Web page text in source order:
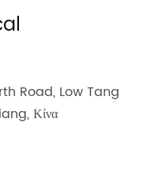
Road, Low Tang
Κίνα